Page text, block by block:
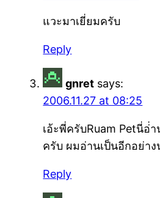
แวะมาเยี่ยมครับ
Reply
gnret says:
2006.11.27 at 08:25
เอ้ะพี่ครับRuam Petนี่อ่่
ครับ ผมอ่านเป็นอีกอย่า
Reply